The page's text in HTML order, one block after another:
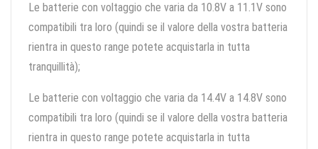
Le batterie con voltaggio che varia da 10.8V a 11.1V sono
compatibili tra loro (quindi se il valore della vostra batteria
rientra in questo range potete acquistarla in tutta
tranquillità);
Le batterie con voltaggio che varia da 14.4V a 14.8V sono
compatibili tra loro (quindi se il valore della vostra batteria
rientra in questo range potete acquistarla in tutta